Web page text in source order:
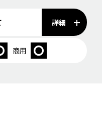
詳細
商用